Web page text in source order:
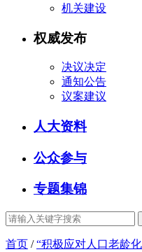
机关建设
权威发布
决议决定
通知公告
议案建议
人大资料
公众参与
专题集锦
首页 /“积极应对人口老龄